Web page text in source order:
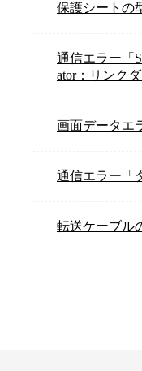
保護シートの
通信エラー「
ator：リンクダ
画面データエ
通信エラー「
転送ケーブル